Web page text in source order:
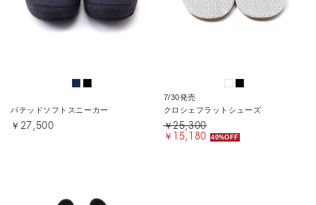
パテッドソフトスニーカー
￥27,500
7/30発売
クロシェフラットシューズ
￥25,300
￥15,180 40%OFF